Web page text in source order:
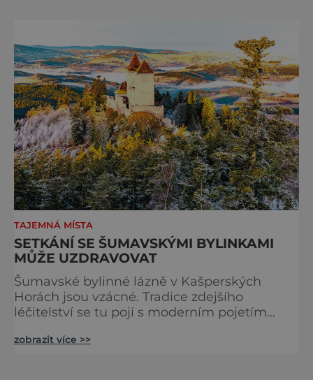
TAJEMNÁ MÍSTA
SETKÁNÍ SE ŠUMAVSKÝMI BYLINKAMI
MŮŽE UZDRAVOVAT
Šumavské bylinné lázně v Kašperských
Horách jsou vzácné. Tradice zdejšího
léčitelství se tu pojí s moderním pojetím
naprosto výjimečné a přitom vlastně totálně
zobrazit více >>